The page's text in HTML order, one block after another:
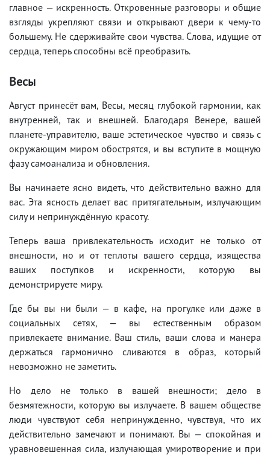
главное — искренность. Откровенные разговоры и общие
взгляды укрепляют связи и открывают двери к чему-то
большему. Не сдерживайте свои чувства. Слова, идущие от
сердца, теперь способны всё преобразить.
Весы
Август принесёт вам, Весы, месяц глубокой гармонии, как
внутренней, так и внешней. Благодаря Венере, вашей
планете-управителю, ваше эстетическое чувство и связь с
окружающим миром обострятся, и вы вступите в мощную
фазу самоанализа и обновления.
Вы начинаете ясно видеть, что действительно важно для
вас. Эта ясность делает вас притягательным, излучающим
силу и непринуждённую красоту.
Теперь ваша привлекательность исходит не только от
внешности, но и от теплоты вашего сердца, изящества
ваших поступков и искренности, которую вы
демонстрируете миру.
Где бы вы ни были — в кафе, на прогулке или даже в
социальных сетях, — вы естественным образом
привлекаете внимание. Ваш стиль, ваши слова и манера
держаться гармонично сливаются в образ, который
невозможно не заметить.
Но дело не только в вашей внешности; дело в
безмятежности, которую вы излучаете. В вашем обществе
люди чувствуют себя непринужденно, чувствуя, что их
действительно замечают и понимают. Вы — спокойная и
уравновешенная сила, излучающая умиротворение и при